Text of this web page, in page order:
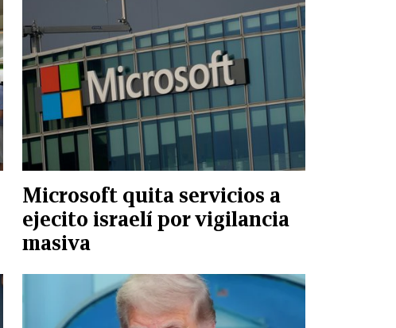
Microsoft quita servicios a
ejecito israelí por vigilancia
masiva